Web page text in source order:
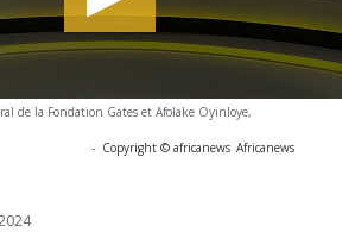
de la Fondation Gates et Afolake Oyinloye,
- Copyright © africanews Africanews